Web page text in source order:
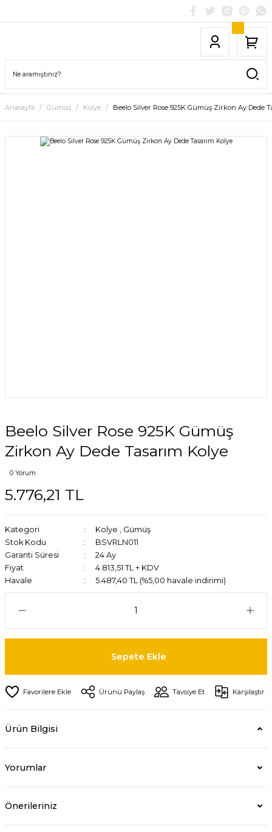
Anasayfa Gümüş Kolye Beelo Silver Rose 925K Gümüş Zirkon Ay Dede
Beelo Silver Rose 925K Gümüş
Zirkon Ay Dede Tasarım Kolye
0 Yorum
5.776,21 TL
Kategori Kolye , Gümüş
Stok Kodu
BSVRLN011
Garanti Süresi
24 Ay
Fiyat
4.813,51 TL + KDV
Havale
5.487,40 TL (%5,00 havale indirimi)
Sepete Ekle
Ürünü Paylaş Tavsiye Et Karşılaştır
Ürün Bilgisi
Yorumlar
Önerileriniz